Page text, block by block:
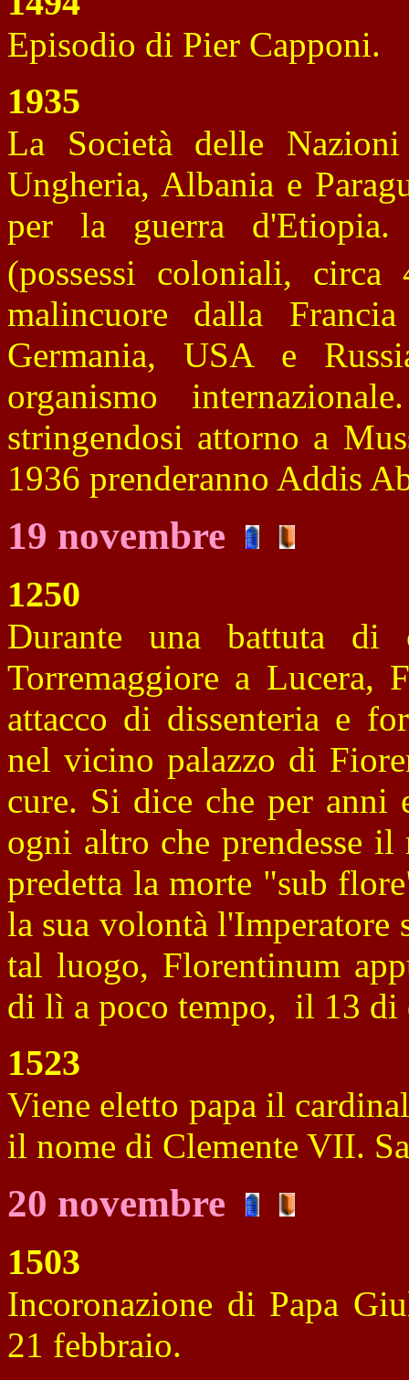
Episodio di Pier Capponi.
1935
La Società delle
Ungheria, Albania e
per la guerra
(possessi coloniali,
malincuore dalla
Germania, USA e
organismo
stringendosi attorno a
1936 prenderanno Addis
19 novembre
1250
Durante una battuta di
Torremaggiore a Lucera,
attacco di dissenteria e
nel vicino palazzo di
cure. Si dice che per anni
ogni altro che prendesse
predetta la morte "sub
la sua volontà
tal luogo, Florentinum
di lì a poco tempo, il 13 di
1523
Viene eletto papa il
il nome di Clemente VII.
20 novembre
1503
Incoronazione di Papa
21 febbraio.